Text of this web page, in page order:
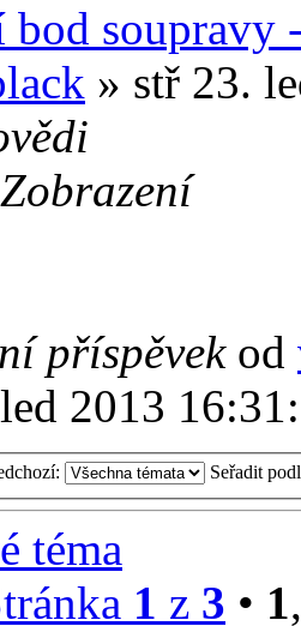
soupravy
» stř 23.
Zobrazení
příspěvek od
2013
Seřadit
téma
1 z 3 • 1